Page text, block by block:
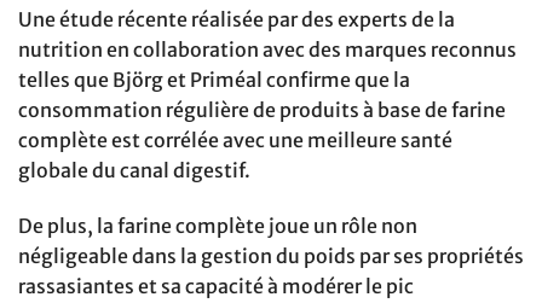
Une étude récente réalisée par des experts de la
nutrition en collaboration avec des marques reconnus
telles que Björg et Priméal confirme que la
consommation régulière de produits à base de farine
complète est corrélée avec une meilleure santé
globale du canal digestif.
De plus, la farine complète joue un rôle non
négligeable dans la gestion du poids par ses propriétés
rassasiantes et sa capacité à modérer le pic